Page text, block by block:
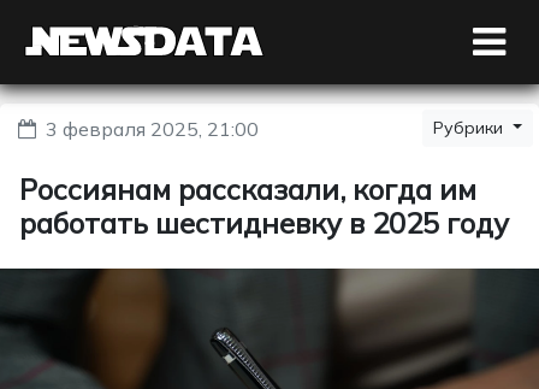
3 февраля 2025, 21:00 Рубрики
Россиянам рассказали, когда им
работать шестидневку в 2025 году